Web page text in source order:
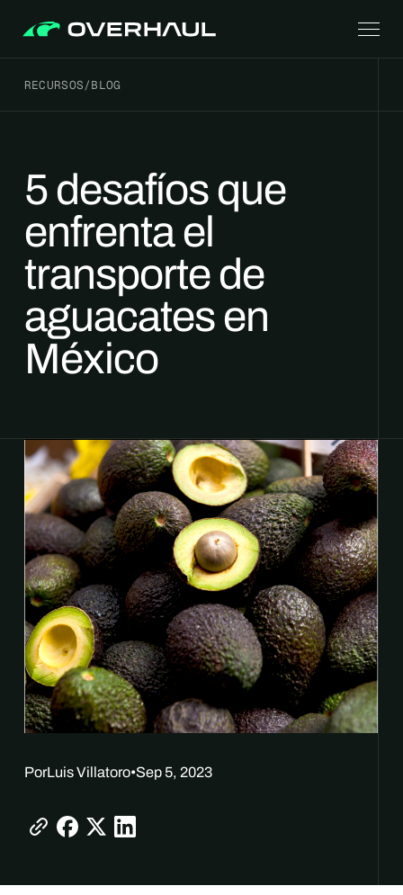
RECURSOS/BLOG
5 desafíos que
enfrenta el
transporte de
aguacates en
México
PorLuis Villatoro•Sep 5, 2023